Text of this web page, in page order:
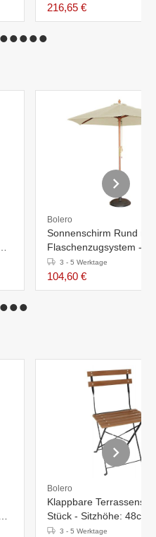
216,65 €
Bolero
Sonnenschirm Rund mit
Flaschenzugsystem -
2,5 Meter
3 - 5 Werktage
104,60 €
Bolero
Klappbare
Stück - Sitzhöhe: 48cm -
Holzimitat
3 - 5 Werktage